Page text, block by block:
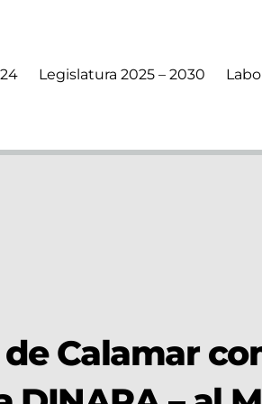
Legislatura 2025 – 2030
Calamar